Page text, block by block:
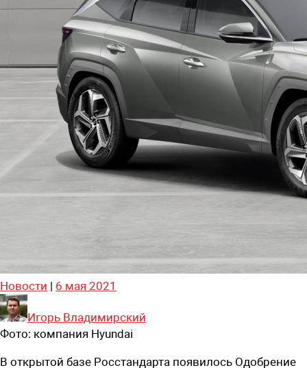
Новости | 6 мая 2021
Игорь Владимирский
Фото: компания Hyundai
В открытой базе Росстандарта появилось Одобрение